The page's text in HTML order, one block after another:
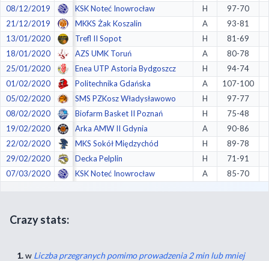
08/12/2019
KSK Noteć Inowrocław H
97-70
21/12/2019
MKKS Żak Koszalin A
93-81
13/01/2020
Trefl II Sopot H
81-69
18/01/2020
AZS UMK Toruń A
80-78
25/01/2020
Enea UTP Astoria Bydgoszcz H
94-74
01/02/2020
Politechnika Gdańska A
107-100
05/02/2020
SMS PZKosz Władysławowo H
97-77
08/02/2020
Biofarm Basket II Poznań H
75-48
19/02/2020
Arka AMW II Gdynia A
90-86
22/02/2020
MKS Sokół Międzychód H
89-78
29/02/2020
Decka Pelplin H
71-91
07/03/2020
KSK Noteć Inowrocław A 85-70
Crazy stats:
1.w Liczba przegranych pomimo prowadzenia 2 min lub mniej